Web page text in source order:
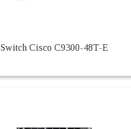
Switch Cisco C9300-48T-E